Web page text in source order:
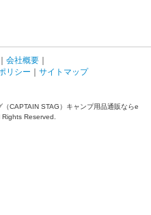
｜ 会社概要 ｜
リシー ｜ サイトマップ
CAPTAIN STAG）キャンプ用品通販ならe
Reserved.